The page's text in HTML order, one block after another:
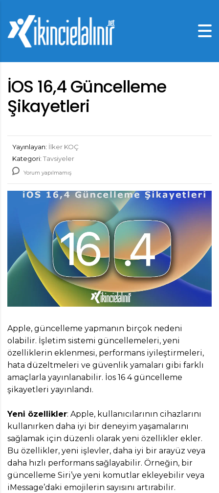
İOS 16,4 Güncelleme
Şikayetleri
Yayınlayan: İlker KOÇ
Kategori: Tavsiyeler
Yorum yapılmamış
Apple, güncelleme yapmanın birçok nedeni
olabilir. İşletim sistemi güncellemeleri, yeni
özelliklerin eklenmesi, performans iyileştirmeleri,
hata düzeltmeleri ve güvenlik yamaları gibi farklı
amaçlarla yayınlanabilir. İos 16 4 güncelleme
şikayetleri yayınlandı.
Yeni özellikler: Apple, kullanıcılarının cihazlarını
kullanırken daha iyi bir deneyim yaşamalarını
sağlamak için düzenli olarak yeni özellikler ekler.
Bu özellikler, yeni işlevler, daha iyi bir arayüz veya
daha hızlı performans sağlayabilir. Örneğin, bir
güncelleme Siri’ye yeni komutlar ekleyebilir veya
iMessage’daki emojilerin sayısını artırabilir.